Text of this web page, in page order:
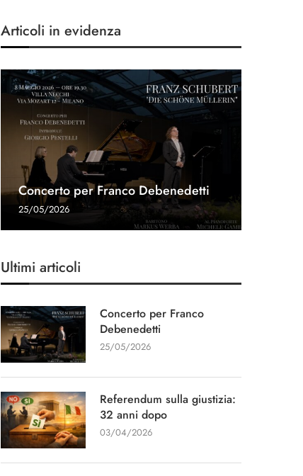
Articoli in evidenza
Concerto per Franco Debenedetti
25/05/2026
Ultimi articoli
Concerto per Franco
Debenedetti
25/05/2026
Referendum sulla giustizia:
32 anni dopo
03/04/2026